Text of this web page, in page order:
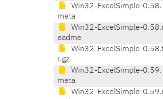
Win32-ExcelSimple-0.58.
meta
Win32-ExcelSimple-
eadme
Win32-ExcelSimple-
r.gz
Win32-ExcelSimple-0.59.
meta
Win32-ExcelSimple-